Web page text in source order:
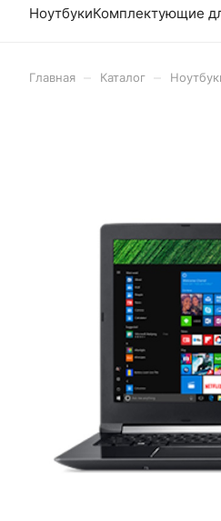
НоутбукиКомплектующие
Главная Каталог